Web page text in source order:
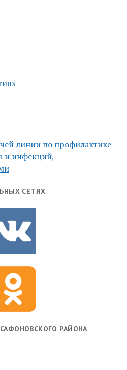
линии по профилактике
и инфекций,
СЕТЯХ
РАЙОНА